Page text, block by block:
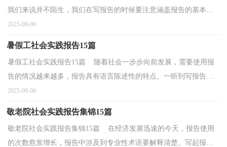
我们来说并不陌生，我们在写报告的时候要注意涵盖报告的基本要
素。那么大家知道标准正式的报告格式吗？以下是小编...
2025-09-06
暑假工社会实践报告15篇
暑假工社会实践报告15篇 随着社会一步步向前发展，需要使用报
告的情况越来越多，报告具有语言陈述性的特点。一听到写报告就
拖延症懒癌齐复发？以下是小编精心整理的暑假工社会...
2025-09-06
敬老院社会实践报告集锦15篇
敬老院社会实践报告集锦15篇 在经济发展迅速的今天，报告使用
的次数愈发增长，报告中涉及到专业性术语要解释清楚。写起报告